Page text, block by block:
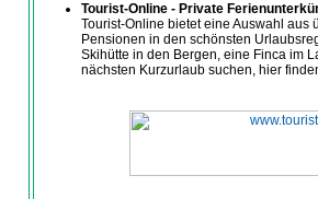
Tourist-Online - Private
Tourist-Online bietet eine Auswahl
Pensionen in den schönsten
Skihütte in den Bergen, eine Finca im
nächsten Kurzurlaub suchen, hier